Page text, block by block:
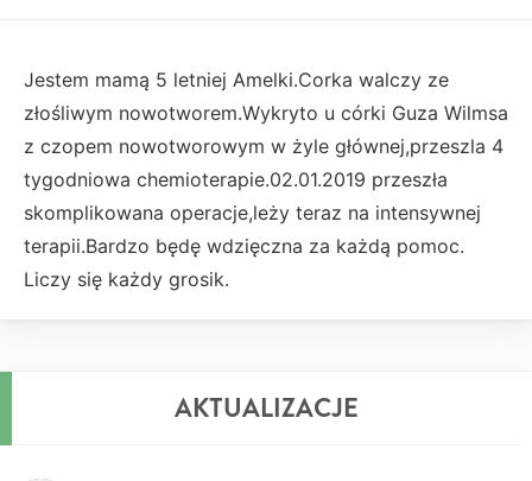
Jestem mamą 5 letniej Amelki.Corka walczy ze
złośliwym nowotworem.Wykryto u córki Guza Wilmsa
z czopem nowotworowym w żyle głównej,przeszla 4
tygodniowa chemioterapie.02.01.2019 przeszła
skomplikowana operacje,leży teraz na intensywnej
terapii.Bardzo będę wdzięczna za każdą pomoc.
Liczy się każdy grosik.
AKTUALIZACJE